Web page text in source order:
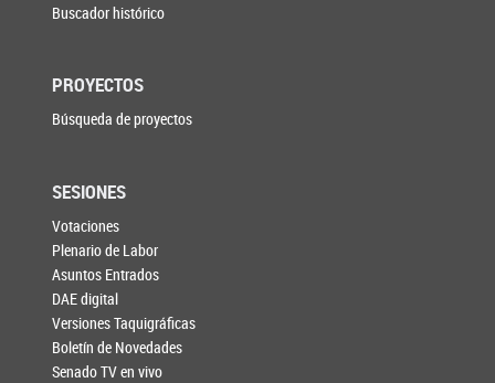
Buscador histórico
PROYECTOS
Búsqueda de proyectos
SESIONES
Votaciones
Plenario de Labor
Asuntos Entrados
DAE digital
Versiones Taquigráficas
Boletín de Novedades
Senado TV en vivo